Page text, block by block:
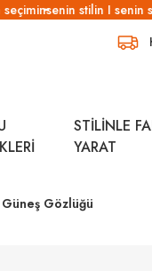
senin stilin I senin
STİLİNLE
YARAT
Gözlüğü